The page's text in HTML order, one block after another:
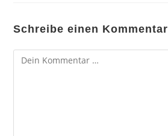
Schreibe einen Kommentar
Kommentar